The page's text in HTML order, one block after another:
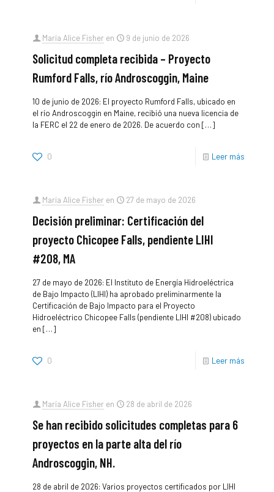
María Alice Fisher en 9 de junio de 2026
Solicitud completa recibida – Proyecto
Rumford Falls, río Androscoggin, Maine
10 de junio de 2026: El proyecto Rumford Falls, ubicado en
el río Androscoggin en Maine, recibió una nueva licencia de
la FERC el 22 de enero de 2026. De acuerdo con […]
0 Leer más
María Alice Fisher en 27 de mayo de 2026
Decisión preliminar: Certificación del
proyecto Chicopee Falls, pendiente LIHI
#208, MA
27 de mayo de 2026: El Instituto de Energía Hidroeléctrica
de Bajo Impacto (LIHI) ha aprobado preliminarmente la
Certificación de Bajo Impacto para el Proyecto
Hidroeléctrico Chicopee Falls (pendiente LIHI #208) ubicado
en […]
0 Leer más
María Alice Fisher en 28 de abril de 2026
Se han recibido solicitudes completas para 6
proyectos en la parte alta del río
Androscoggin, NH.
28 de abril de 2026: Varios proyectos certificados por LIHI